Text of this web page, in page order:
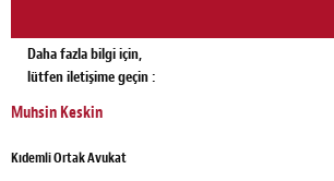
Daha fazla bilgi için,
lütfen iletişime geçin :
Muhsin Keskin
Kıdemli Ortak Avukat